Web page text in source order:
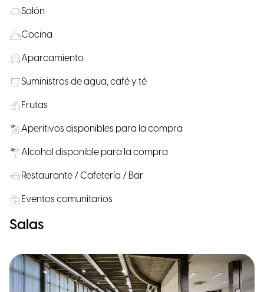
Salón
Cocina
Aparcamiento
Suministros de agua, café y té
Frutas
Aperitivos disponibles para la compra
Alcohol disponible para la compra
Restaurante / Cafetería / Bar
Eventos comunitarios
Salas